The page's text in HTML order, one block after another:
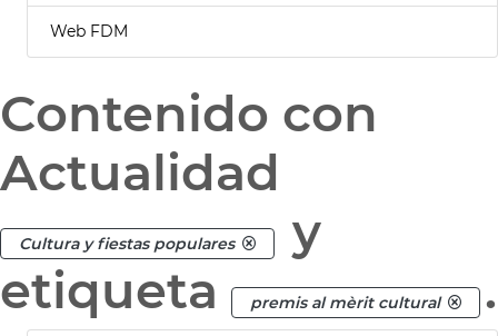
Web FDM
Contenido con
Actualidad
Cultura y fiestas populares
y
etiqueta
premis al mèrit cultural .